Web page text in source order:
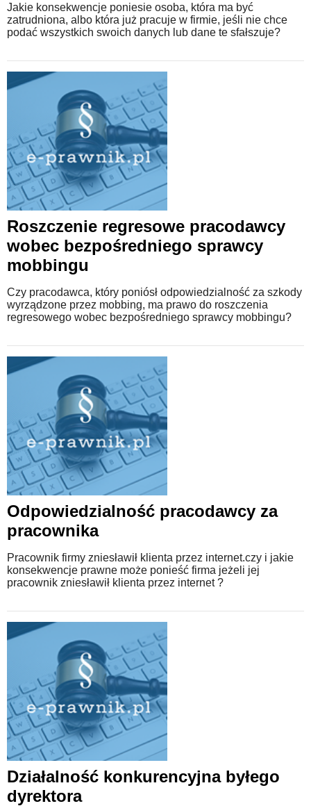
Jakie konsekwencje poniesie osoba, która ma być
zatrudniona, albo która już pracuje w firmie, jeśli nie chce
podać wszystkich swoich danych lub dane te sfałszuje?
Roszczenie regresowe pracodawcy
wobec bezpośredniego sprawcy
mobbingu
Czy pracodawca, który poniósł odpowiedzialność za szkody
wyrządzone przez mobbing, ma prawo do roszczenia
regresowego wobec bezpośredniego sprawcy mobbingu?
Odpowiedzialność pracodawcy za
pracownika
Pracownik firmy zniesławił klienta przez internet.czy i jakie
konsekwencje prawne może ponieść firma jeżeli jej
pracownik zniesławił klienta przez internet ?
Działalność konkurencyjna byłego
dyrektora